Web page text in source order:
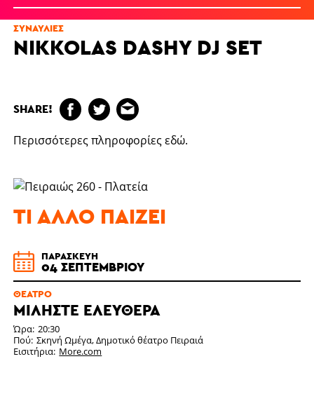
ΣΥΝΑΥΛΊΕΣ
NIKKOLAS DASHY DJ SET
SHARE!
Περισσότερες πληροφορίεςεδώ.
ΤΙ ΆΛΛΟ ΠΑΊΖΕΙ
ΠΑΡΑΣΚΕΥΉ
04 ΣΕΠΤΕΜΒΡΊΟΥ
ΘΈΑΤΡΟ
ΜΙΛΉΣΤΕ ΕΛΕΎΘΕΡΑ
Ώρα 20:30
Πού Σκηνή Ωμέγα, Δημοτικό θέατρο Πειραιά
Εισιτήρια More.com